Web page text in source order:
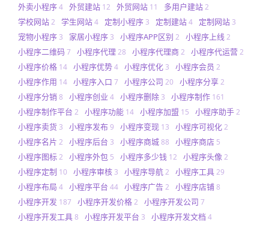
外卖小程序4 外贸建站 12 外贸网站 11 多用户建站2
学校网站2 学生网站4 定制小程序 3 定制建站4 定制网站 3
宠物小程序 3 家居小程序 3 小程序APP区别 2 小程序上线 2
小程序二维码7 小程序代理 28 小程序代理商2 小程序代运营2
小程序价格 14 小程序优势4 小程序优化 3 小程序会员 2
小程序作用 14 小程序入口 7 小程序公司 20 小程序分享2
小程序分销 8 小程序创业 4 小程序删除 3 小程序制作 161
小程序制作平台 2 小程序功能 14 小程序加盟 15 小程序助手2
小程序卖货 3 小程序发布9 小程序变现 13 小程序可视化2
小程序名片 2 小程序后台 3 小程序商城88 小程序商店 5
小程序图标2 小程序外包 5 小程序多少钱 12 小程序头像 2
小程序定制 10 小程序审核 3 小程序导航2 小程序工具29
小程序布局 4 小程序平台 44 小程序广告2 小程序店铺8
小程序开发 187 小程序开发价格2 小程序开发公司 7
小程序开发工具8 小程序开发平台 3 小程序开发文档 4